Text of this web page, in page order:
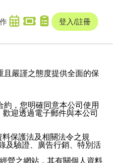
登入/註冊
且嚴謹之態度提供全面的保
，您明確同意本公司使用
迎透過電子郵件與本公司
保護法及相關法令之規
及驗證、廣告行銷、特別活
營之網站，其有關個人資料